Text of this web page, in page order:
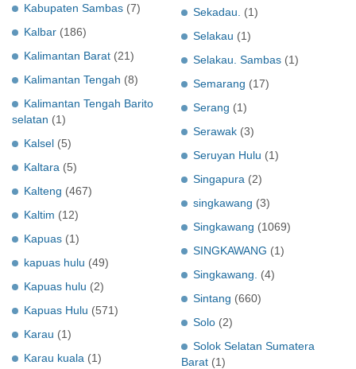
Kabupaten Sambas (7)
Kalbar (186)
Kalimantan Barat (21)
Kalimantan Tengah (8)
Kalimantan Tengah Barito
selatan (1)
Kalsel (5)
Kaltara (5)
Kalteng (467)
Kaltim (12)
Kapuas (1)
kapuas hulu (49)
Kapuas hulu (2)
Kapuas Hulu (571)
Karau (1)
Karau kuala (1)
Sekadau.
(1)
Selakau (1)
Selakau. Sambas (1)
Semarang (17)
Serang (1)
Serawak (3)
Seruyan Hulu (1)
Singapura (2)
singkawang (3)
Singkawang (1069)
SINGKAWANG (1)
Singkawang.
(4)
Sintang (660)
Solo (2)
Solok Selatan Sumatera
Barat (1)